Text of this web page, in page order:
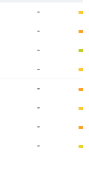
-
-
-
-
-
-
-
-